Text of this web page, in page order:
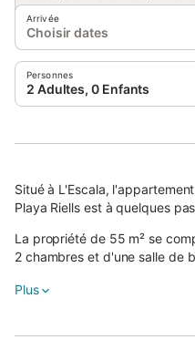
Arrivée
Choisir dates
Personnes
2 Adultes, 0 Enfants
Situé à L'Escala,
Playa Riells est à quelques
La propriété de 55 m² se
2 chambres et d'une salle de
Plus